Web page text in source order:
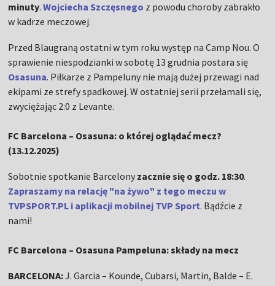
minuty.Wojciecha Szczęsnego z powodu choroby zabrakło
w kadrze meczowej.
Przed Blaugraną ostatni w tym roku występ na Camp Nou. O
sprawienie niespodzianki w sobotę 13 grudnia postara się
Osasuna. Piłkarze z Pampeluny nie mają dużej przewagi nad
ekipami ze strefy spadkowej. W ostatniej serii przełamali się,
zwyciężając 2:0 z Levante.
FC Barcelona – Osasuna: o której oglądać mecz?
(13.12.2025)
Sobotnie spotkanie Barcelony zacznie się o godz. 18:30.
Zapraszamy na relację "na żywo" z tego meczu w
TVPSPORT.PL i aplikacji mobilnej TVP Sport. Bądźcie z
nami!
FC Barcelona – Osasuna Pampeluna: składy na mecz
BARCELONA:J. Garcia – Kounde, Cubarsi, Martin, Balde – E.